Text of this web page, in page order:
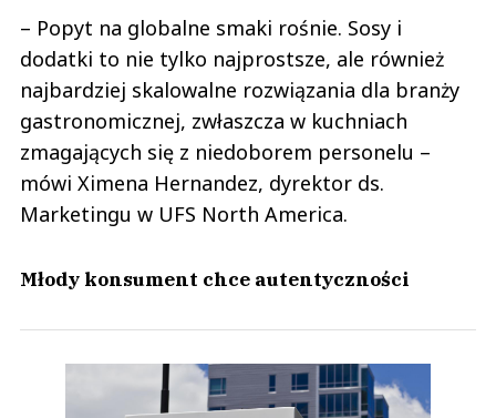
– Popyt na globalne smaki rośnie. Sosy i
dodatki to nie tylko najprostsze, ale również
najbardziej skalowalne rozwiązania dla branży
gastronomicznej, zwłaszcza w kuchniach
zmagających się z niedoborem personelu –
mówi Ximena Hernandez, dyrektor ds.
Marketingu w UFS North America.
Młody konsument chce autentyczności